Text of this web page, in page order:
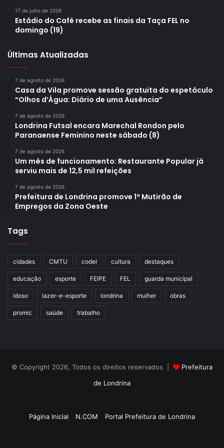
17 de julho de 2026
Estádio do Café recebe as finais da Taça FEL no
domingo (19)
Últimas Atualizadas
7 de agosto de 2026
Casa da Vila promove sessão gratuita do espetáculo
“Olhos d’Água: Diário de uma Ausência”
7 de agosto de 2026
Londrina Futsal encara Marechal Rondon pelo
Paranaense Feminino neste sábado (8)
7 de agosto de 2026
Um mês de funcionamento: Restaurante Popular já
serviu mais de 12,5 mil refeições
7 de agosto de 2026
Prefeitura de Londrina promove 1º Mutirão de
Empregos da Zona Oeste
Tags
cidades CMTU codel cultura destaques
educação esporte FEIPE FEL guarda municipal
idoso lazer-e-esporte londrina mulher obras
promic saúde trabalho
© Copyright 2026, Todos os direitos reservados |
Prefeitura
de Londrina
Página Inicial N.COM Portal Prefeitura de Londrina